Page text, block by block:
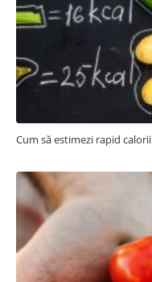
Cum să estimezi rapid